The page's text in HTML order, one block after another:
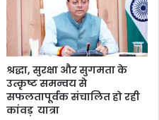
श्रद्धा, सुरक्षा और सुगमता के
उत्कृष्ट समन्वय से
सफलतापूर्वक संचालित हो रही
कांवड़ यात्रा